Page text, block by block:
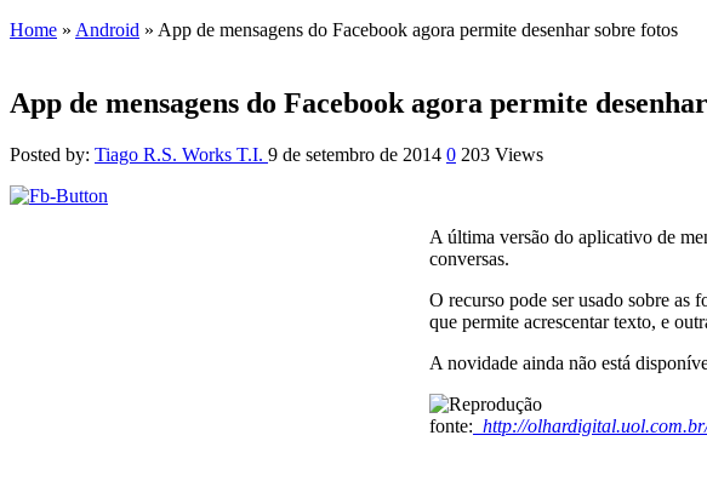
Home » Android » App de mensagens do Facebook agora permite desenhar sobre fotos
App de mensagens do Facebook agora permite
Posted by: Tiago R.S. Works T.I. 9 de setembro de 2014 0 203 Views
A última versão do aplicativo de
conversas.
O recurso pode ser usado sobre as
que permite acrescentar texto, e
A novidade ainda não está
fonte: http://